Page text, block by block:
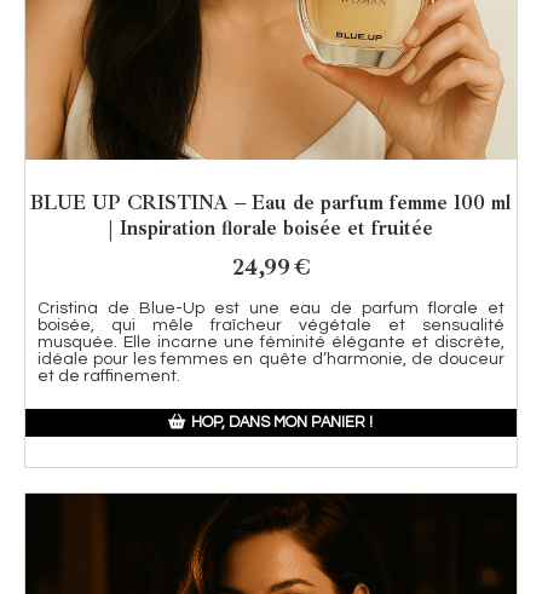
BLUE UP CRISTINA – Eau de parfum femme 100 ml
| Inspiration florale boisée et fruitée
24,99€
Cristina de Blue-Up est une eau de parfum florale et
boisée, qui mêle fraîcheur végétale et sensualité
musquée. Elle incarne une féminité élégante et discrète,
idéale pour les femmes en quête d’harmonie, de douceur
et de raffinement.
HOP, DANS MON PANIER !